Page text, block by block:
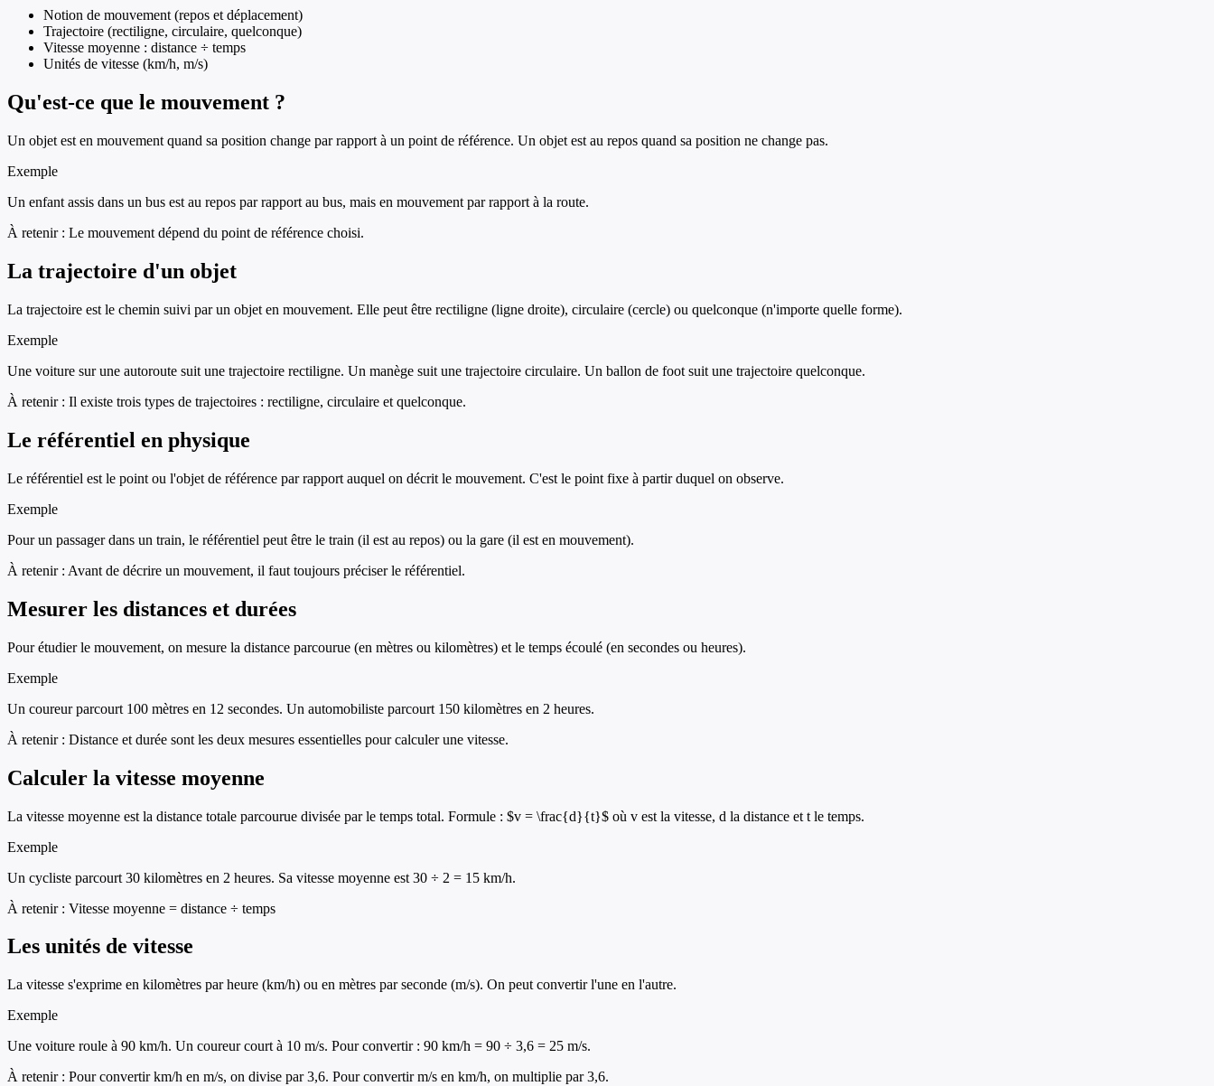
Notion de mouvement (repos et déplacement)
Trajectoire (rectiligne, circulaire, quelconque)
Vitesse moyenne : distance ÷ temps
Unités de vitesse (km/h, m/s)
Qu'est-ce que le mouvement ?
Un objet est en mouvement quand sa position change par rapport à un point de référence. Un objet est au repos quand sa position ne change pas.
Exemple
Un enfant assis dans un bus est au repos par rapport au bus, mais en mouvement par rapport à la route.
À retenir : Le mouvement dépend du point de référence choisi.
La trajectoire d'un objet
La trajectoire est le chemin suivi par un objet en mouvement. Elle peut être rectiligne (ligne droite), circulaire (cercle) ou quelconque (n'importe quelle forme).
Exemple
Une voiture sur une autoroute suit une trajectoire rectiligne. Un manège suit une trajectoire circulaire. Un ballon de foot suit une trajectoire quelconque.
À retenir : Il existe trois types de trajectoires : rectiligne, circulaire et quelconque.
Le référentiel en physique
Le référentiel est le point ou l'objet de référence par rapport auquel on décrit le mouvement. C'est le point fixe à partir duquel on observe.
Exemple
Pour un passager dans un train, le référentiel peut être le train (il est au repos) ou la gare (il est en mouvement).
À retenir : Avant de décrire un mouvement, il faut toujours préciser le référentiel.
Mesurer les distances et durées
Pour étudier le mouvement, on mesure la distance parcourue (en mètres ou kilomètres) et le temps écoulé (en secondes ou heures).
Exemple
Un coureur parcourt 100 mètres en 12 secondes. Un automobiliste parcourt 150 kilomètres en 2 heures.
À retenir : Distance et durée sont les deux mesures essentielles pour calculer une vitesse.
Calculer la vitesse moyenne
La vitesse moyenne est la distance totale parcourue divisée par le temps total. Formule : $v = \frac{d}{t}$ où v est la vitesse, d la distance et t le temps.
Exemple
Un cycliste parcourt 30 kilomètres en 2 heures. Sa vitesse moyenne est 30 ÷ 2 = 15 km/h.
À retenir : Vitesse moyenne = distance ÷ temps
Les unités de vitesse
La vitesse s'exprime en kilomètres par heure (km/h) ou en mètres par seconde (m/s). On peut convertir l'une en l'autre.
Exemple
Une voiture roule à 90 km/h. Un coureur court à 10 m/s. Pour convertir : 90 km/h = 90 ÷ 3,6 = 25 m/s.
À retenir : Pour convertir km/h en m/s, on divise par 3,6. Pour convertir m/s en km/h, on multiplie par 3,6.